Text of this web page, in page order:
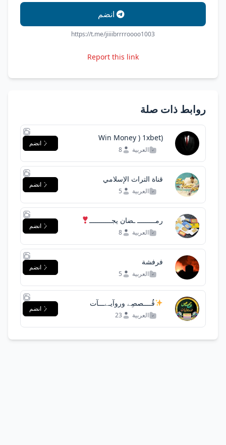
انضم
https://t.me/jiiiibrrrroooo1003
Report this link
روابط ذات صلة
(Win Money ) 1xbet
العربية 8
انضم
قناة التراث الإسلامي
العربية 5
انضم
رمـــــــــ ـضان يجـــــــــــ
ــعنا العربية 8
انضم
فرفشة
العربية 5
انضم
قُــــصصِے وروآيـﮯـــآت
العربية 23
انضم